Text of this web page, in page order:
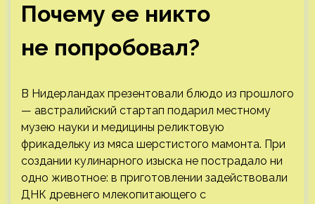
Почему ее никто
не попробовал?
В Нидерландах презентовали блюдо из прошлого
— австралийский стартап подарил местному
музею науки и медицины реликтовую
фрикадельку из мяса шерстистого мамонта. При
создании кулинарного изыска не пострадало ни
одно животное: в приготовлении задействовали
ДНК древнего млекопитающего с